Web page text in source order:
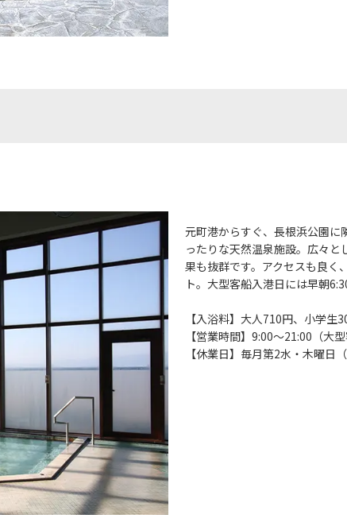
元町港からすぐ、長根浜公園に
ったりな天然温泉施設。広々
果も抜群です。アクセスも良く
ト。大型客船入港日には早朝
【入浴料】大人710円、小学生
【営業時間】9:00～21:00（大
【休業日】毎月第2水・木曜日